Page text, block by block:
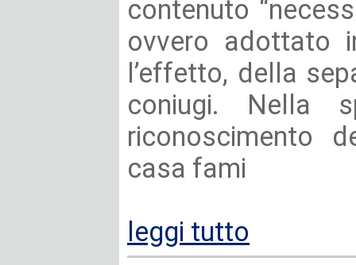
contenuto
ovvero adottato
l’effetto, della
coniugi. Nella
riconoscimento
casa fami
leggi tutto